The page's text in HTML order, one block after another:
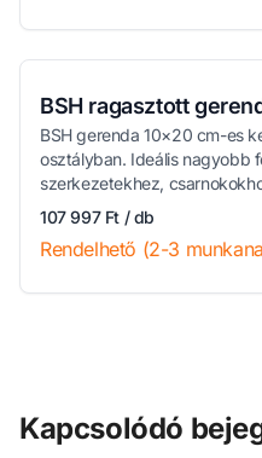
BSH ragasztott
BSH gerenda 10×20 cm-es
osztályban. Ideális nagyobb
szerkezetekhez,
107 997 Ft / db
Rendelhető (2-3
Kapcsolódó